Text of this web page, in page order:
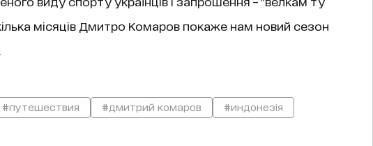
місяців Дмитро Комаров покаже нам новий сезон
#путешествия #дмитрий комаров #индонезія